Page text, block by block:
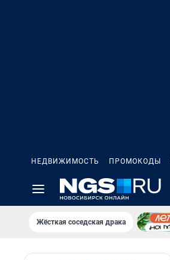
НЕДВИЖИМОСТЬ ПРОМОКОДЫ
Жёсткая соседская драка